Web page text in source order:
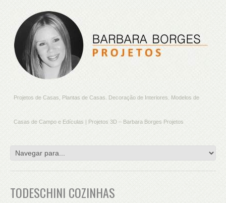
Projetos de Casas, Plantas de Casas. Decoração de Interiores. Modelos de
Casas de Campo e Edículas | Projetos 3D – Barbara Borges Projetos
TODESCHINI COZINHAS